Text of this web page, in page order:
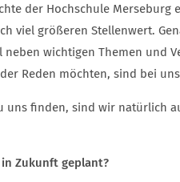
der Hochschule
viel größeren Stellenwert.
wichtigen Themen und
Reden möchten, sind bei
finden, sind wir natürlich
Zukunft geplant?